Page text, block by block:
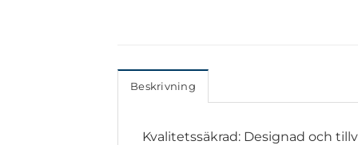
Beskrivning
Kvalitetssäkrad: Designad och